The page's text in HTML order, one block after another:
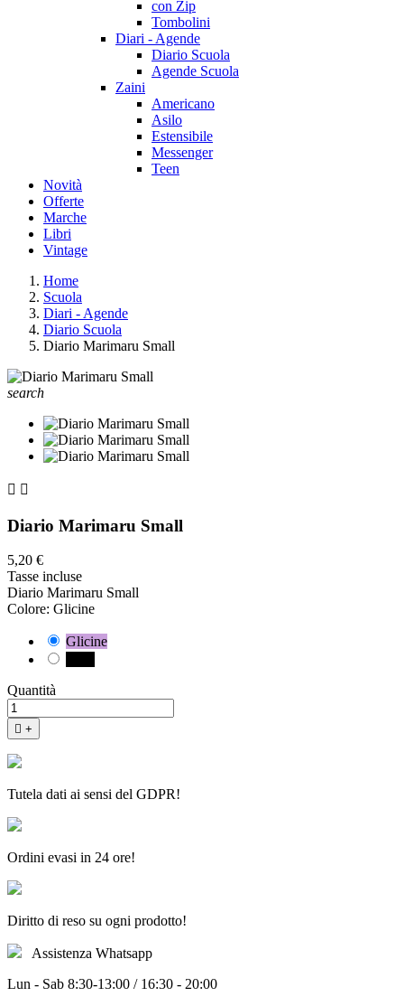
con Zip
Tombolini
Diari - Agende
Diario Scuola
Agende Scuola
Zaini
Americano
Asilo
Estensibile
Messenger
Teen
Novità
Offerte
Marche
Libri
Vintage
Home
Scuola
Diari - Agende
Diario Scuola
Diario Marimaru Small
search
 
Diario Marimaru Small
5,20 €
Tasse incluse
Diario Marimaru Small
Colore: Glicine
Glicine
Quantità
 +
Tutela dati ai sensi del GDPR!
Ordini evasi in 24 ore!
Diritto di reso su ogni prodotto!
Assistenza Whatsapp
Lun - Sab 8:30-13:00 / 16:30 - 20:00